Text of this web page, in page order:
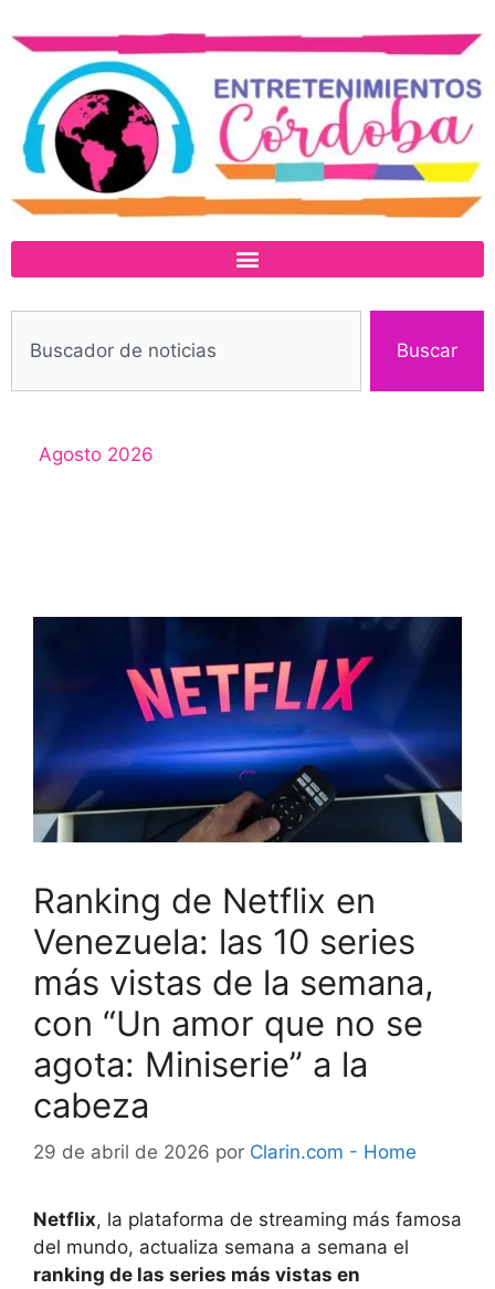
Buscar
Agosto 2026
Ranking de Netflix en
Venezuela: las 10 series
más vistas de la semana,
con “Un amor que no se
agota: Miniserie” a la
cabeza
29 de abril de 2026 por Clarin.com - Home
Netflix, la plataforma de streaming más famosa
del mundo, actualiza semana a semana el
ranking de las series más vistas en